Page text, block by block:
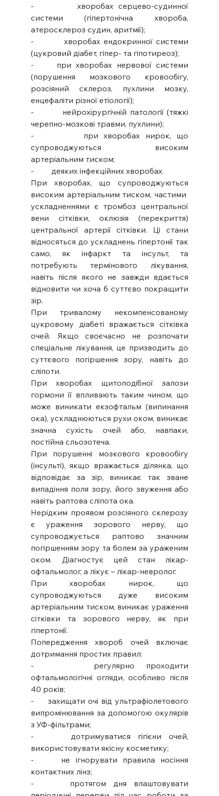
-         хворобах серцево-судинної
системи (гіпертонічна хвороба,
атеросклероз судин, аритмії);
-         хворобах ендокринної системи
(цукровий діабет, гіпер- та гіпотиреоз);
-     при хворобах нервової системи
(порушення мозкового кровообігу,
розсіяний склероз, пухлини мозку,
енцефаліти різної етіології);
-         нейрохірургічній патології (тяжкі
черепно-мозкові травми, пухлини);
-         при хворобах нирок, що
супроводжуються високим
артеріальним тиском;
-         деяких інфекційних хворобах.
При хворобах, що супроводжуються
високим артеріальним тиском, частими
ускладненнями є тромбоз центральної
вени сітківки, оклюзія (перекриття)
центральної артерії сітківки. Ці стани
відносяться до ускладнень гіпертонії так
само, як інфаркт та інсульт, та
потребують термінового лікування,
навіть після якого не завжди вдається
відновити чи хоча б суттєво покращити
зір.
При тривалому некомпенсованому
цукровому діабеті вражається сітківка
очей. Якщо своєчасно не розпочати
спеціальне лікування, це призводить до
суттєвого погіршення зору, навіть до
сліпоти.
При хворобах щитоподібної залози
гормони її впливають таким чином, що
може виникати екзофтальм (випинання
ока), ускладнюються рухи оком, виникає
значна сухість очей або, навпаки,
постійна сльозотеча.
При порушенні мозкового кровообігу
(інсульті), якщо вражається ділянка, що
відповідає за зір, виникає так зване
випадіння поля зору, його звуження або
навіть раптова сліпота ока.
Нерідким проявом розсіяного склерозу
є ураження зорового нерву, що
супроводжується раптово значним
погіршенням зору та болем за ураженим
оком. Діагностує цей стан лікар-
офтальмолог, а лікує – лікар-невролог.
При хворобах нирок, що
супроводжуються дуже високим
артеріальним тиском, виникає ураження
сітківки та зорового нерву, як при
гіпертонії.
Попередження хвороб очей включає
дотримання простих правил:
-     регулярно проходити
офтальмологічні огляди, особливо після
40 років;
-     захищати очі від ультрафіолетового
випромінювання за допомогою окулярів
з УФ-фільтрами;
-     дотримуватися гігієни очей,
використовувати якісну косметику;
-     не ігнорувати правила носіння
контактних лінз;
-     протягом дня влаштовувати